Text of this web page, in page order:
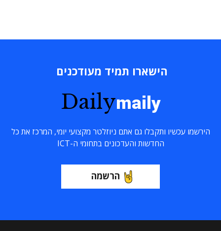
הישארו תמיד מעודכנים
Dailymaily
הירשמו עכשיו ותקבלו גם אתם ניוזלטר מקצועי יומי, המרכז את כל
החדשות והעדכונים בתחומי ה-ICT
הרשמה